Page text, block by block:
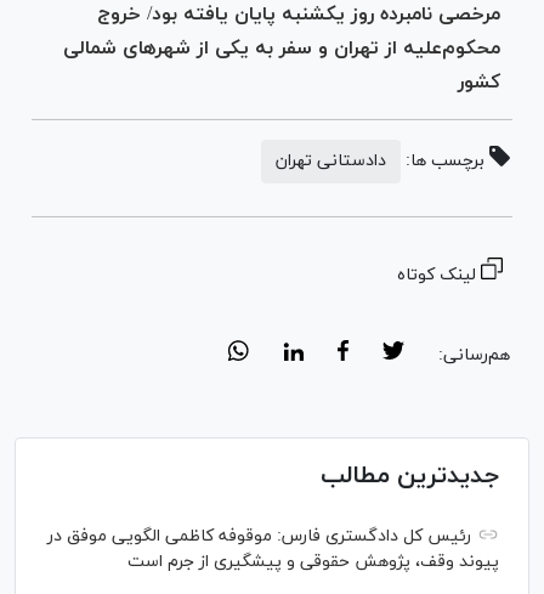
مرخصی نامبرده روز یکشنبه پایان یافته بود/ خروج
محکوم‌علیه از تهران و سفر به یکی از شهر‌های شمالی
کشور
برچسب ها: دادستانی تهران
لینک کوتاه
هم‌رسانی:
جدیدترین مطالب
رئیس کل دادگستری فارس: موقوفه کاظمی الگویی موفق در
پیوند وقف، پژوهش حقوقی و پیشگیری از جرم است